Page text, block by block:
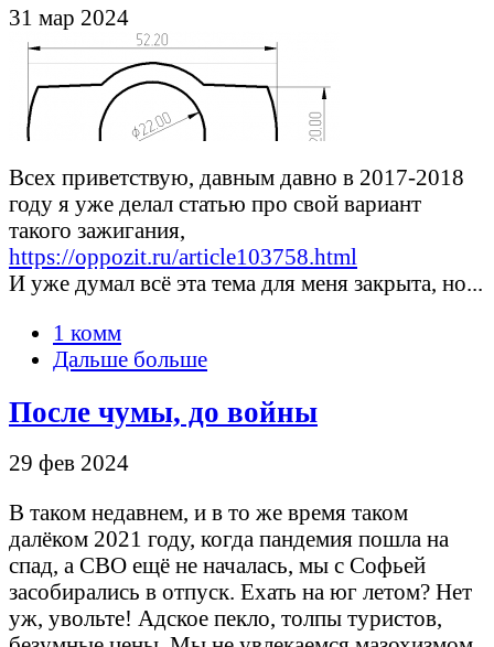
31 мар 2024
Всех приветствую, давным давно в 2017-2018
году я уже делал статью про свой вариант
такого зажигания,
https://oppozit.ru/article103758.html
И уже думал всё эта тема для меня закрыта, но...
1 комм
Дальше больше
После чумы, до войны
29 фев 2024
В таком недавнем, и в то же время таком
далёком 2021 году, когда пандемия пошла на
спад, а СВО ещё не началась, мы с Софьей
засобирались в отпуск. Ехать на юг летом? Нет
уж, увольте! Адское пекло, толпы туристов,